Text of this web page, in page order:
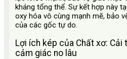
kháng tổng thể. Sự kết hợp này
oxy hóa vô cùng mạnh mẽ, bảo
của các gốc tự do.
Lợi ích kép của Chất xơ: Cải
cảm giác no lâu